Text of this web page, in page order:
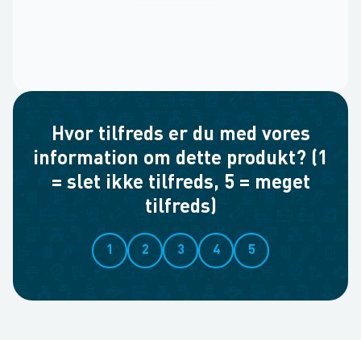
Hvor tilfreds er du med vores
information om dette produkt? (1
= slet ikke tilfreds, 5 = meget
tilfreds)
1 2 3 4 5